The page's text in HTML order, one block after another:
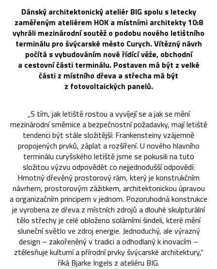
Dánský architektonický ateliér BIG spolu s letecky
zaměřeným ateliérem HOK a místními architekty 10:8
vyhráli mezinárodní soutěž o podobu nového letištního
terminálu pro švýcarské město Curych. Vítězný návrh
počítá s vybudováním nové řídící věže, obchodní
a cestovní části terminálu. Postaven má být z velké
části z místního dřeva a střecha má být
z fotovoltaických panelů.
„S tím, jak letiště rostou a vyvíjejí se a jak se mění
mezinárodní směrnice a bezpečnostní požadavky, mají letiště
tendenci být stále složitější: Frankensteiny vzájemně
propojených prvků, záplat a rozšíření. U nového hlavního
terminálu curyšského letiště jsme se pokusili na tuto
složitou výzvu odpovědět co nejjednodušší odpovědí:
Hmotný dřevěný prostorový rám, který je konstrukčním
návrhem, prostorovým zážitkem, architektonickou úpravou
a organizačním principem v jednom. Pozoruhodná konstrukce
je vyrobena ze dřeva z místních zdrojů a dlouhé skulpturální
tělo střechy je celé obloženo solárními šindeli, které mění
sluneční světlo ve zdroj energie. Jednoduchý, ale výrazný
design – zakořeněný v tradici a odhodlaný k inovacím –
ztělesňuje kulturní a přírodní prvky švýcarské architektury,“
říká Bjarke Ingels z ateliéru BIG.